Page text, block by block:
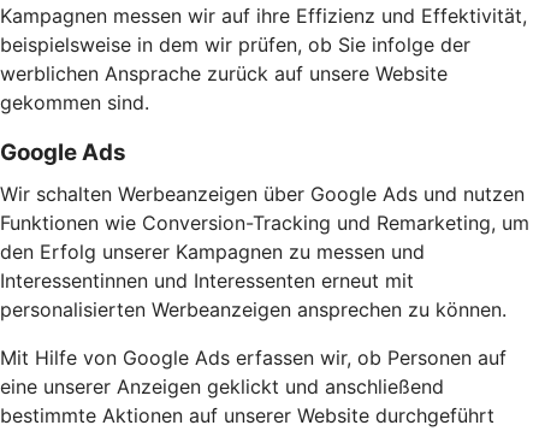
Kampagnen messen wir auf ihre Effizienz und Effektivität,
beispielsweise in dem wir prüfen, ob Sie infolge der
werblichen Ansprache zurück auf unsere Website
gekommen sind.
Google Ads
Wir schalten Werbeanzeigen über Google Ads und nutzen
Funktionen wie Conversion-Tracking und Remarketing, um
den Erfolg unserer Kampagnen zu messen und
Interessentinnen und Interessenten erneut mit
personalisierten Werbeanzeigen ansprechen zu können.
Mit Hilfe von Google Ads erfassen wir, ob Personen auf
eine unserer Anzeigen geklickt und anschließend
bestimmte Aktionen auf unserer Website durchgeführt